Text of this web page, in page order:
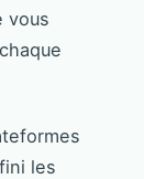
vous
les